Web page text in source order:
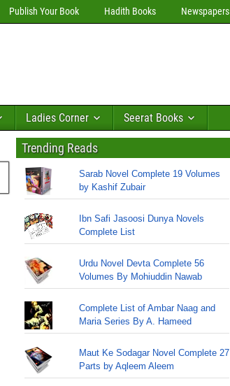
Publish Your Book Hadith Books Newspapers
Ladies Corner Seerat Books
Trending Reads
Sarab Novel Complete 19 Volumes
by Kashif Zubair
Ibn Safi Jasoosi Dunya Novels
Complete List
Urdu Novel Devta Complete 56
Volumes By Mohiuddin Nawab
Complete List of Ambar Naag and
Maria Series By A. Hameed
Maut Ke Sodagar Novel Complete 27
Parts by Aqleem Aleem